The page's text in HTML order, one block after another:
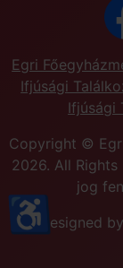
Egri
Ifjúsági
Ifjúsági
Copyright ©
2026. All Rights
jog
Designed by